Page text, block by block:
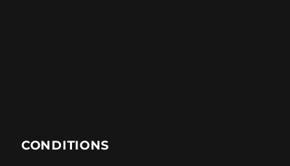
CONDITIONS